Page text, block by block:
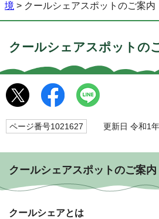
境 > クールシェアスポットのご案内
クールシェアスポットの
ページ番号1021627 更新日 令和1
クールシェアスポットのご案内
クールシェアとは